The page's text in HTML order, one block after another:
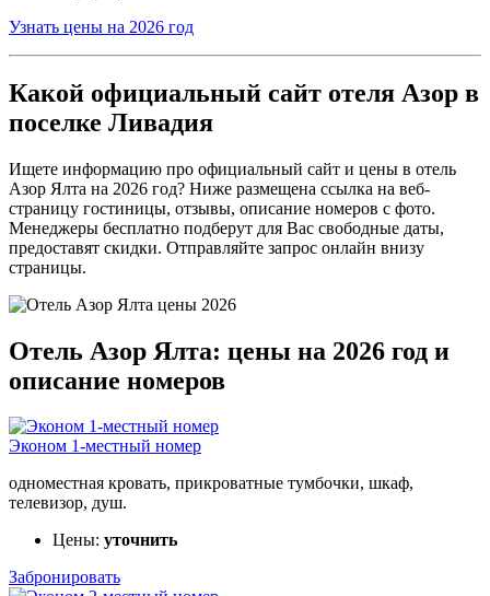
Узнать цены на 2026 год
Какой официальный сайт отеля Азор в
поселке Ливадия
Ищете информацию про официальный сайт и цены в отель
Азор Ялта на 2026 год? Ниже размещена ссылка на веб-
страницу гостиницы, отзывы, описание номеров с фото.
Менеджеры бесплатно подберут для Вас свободные даты,
предоставят скидки. Отправляйте запрос онлайн внизу
страницы.
Отель Азор Ялта: цены на 2026 год и
описание номеров
Эконом 1-местный номер
одноместная кровать, прикроватные тумбочки, шкаф,
телевизор, душ.
Цены: уточнить
Забронировать